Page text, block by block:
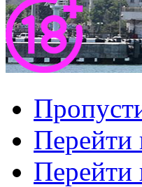
Перейти
Перейти